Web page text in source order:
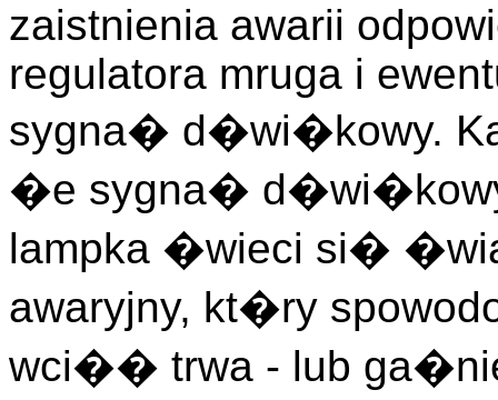
zaistnienia awarii
regulatora mruga i
sygna� d�wi�kowy.
�e sygna�
lampka �wieci si�
awaryjny, kt�ry
wci�� trwa - lub